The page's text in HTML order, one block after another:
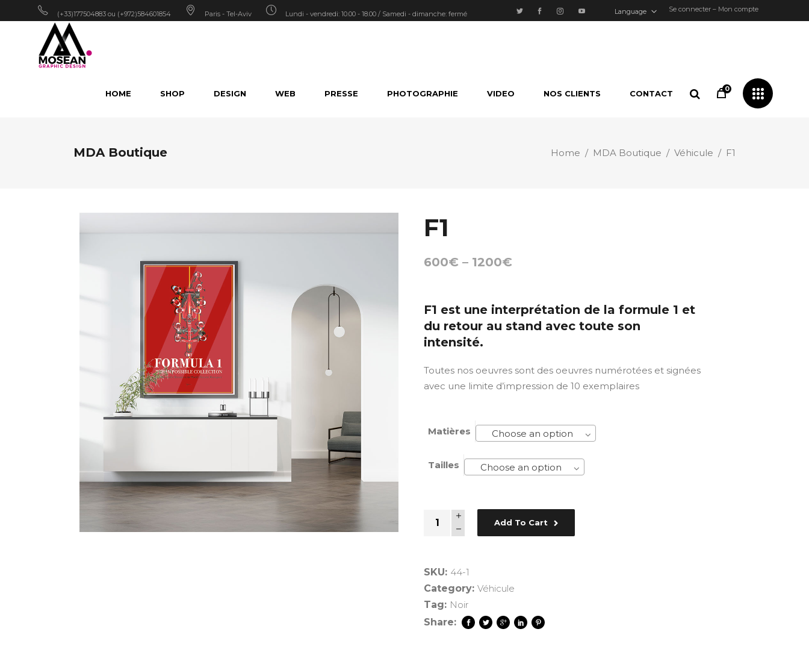
(+33)177504883 ou (+972)584601854 Paris - Tel-Aviv Lundi - vendredi: 10.00 - 18.00 / Samedi - dimanche: fermé
Se connecter – Mon compte
Language
HOME SHOP DESIGN WEB PRESSE PHOTOGRAPHIE VIDEO NOS CLIENTS CONTACT 0
MDA Boutique Home / MDA Boutique / Véhicule / F1
F1
600€ – 1200€
F1 est une interprétation de la formule 1 et
du retour au stand avec toute son
intensité.
Toutes nos oeuvres sont des oeuvres numérotées et signées
avec une limite d’impression de 10 exemplaires
Matières Choose an option
Tailles Choose an option
Quantity
Add To Cart
SKU: 44-1
Category: Véhicule
Tag: Noir
Share: